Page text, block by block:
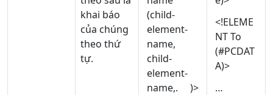
khai báo
của chúng
theo thứ
tự.
(child-
element-
name,
child-
element-
name,. )>
<!ELEME
NT To
(#PCDAT
A)>
…